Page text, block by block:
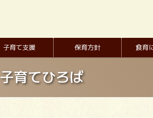
子育て支援 保育方針 食育
子育てひろば